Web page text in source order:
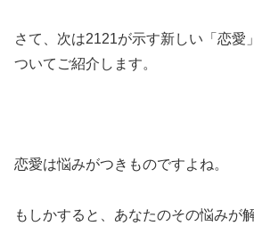
さて、次は2121が示す新しい「恋愛
ついてご紹介します。
恋愛は悩みがつきものですよね。
もしかすると、あなたのその悩みが